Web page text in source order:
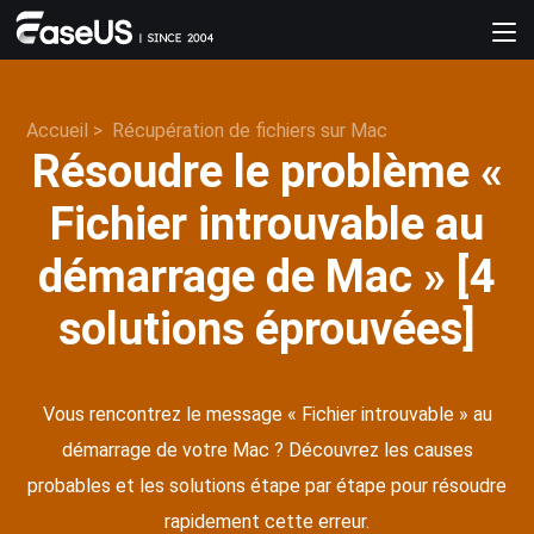
Accueil > Récupération de fichiers sur Mac
Résoudre le problème «
Fichier introuvable au
démarrage de Mac » [4
solutions éprouvées]
Vous rencontrez le message « Fichier introuvable » au
démarrage de votre Mac ? Découvrez les causes
probables et les solutions étape par étape pour résoudre
rapidement cette erreur.